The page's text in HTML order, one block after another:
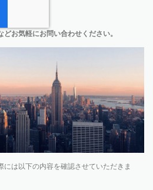
お気軽にお問い合わせください。
は以下の内容を確認させていただきま